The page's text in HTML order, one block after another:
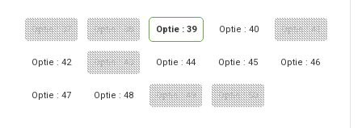
Optie : 37 Optie : 38 Optie : 39 Optie : 40 Optie : 41
Optie : 42 Optie : 43 Optie : 44 Optie : 45 Optie : 46
Optie : 47 Optie : 48 Optie : 49 Optie : 50